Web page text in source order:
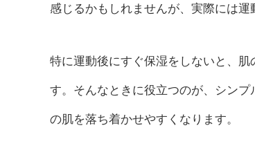
感じるかもしれませんが、実際には運
特に運動後にすぐ保湿をしないと、
す。そんなときに役立つのが、シンプ
の肌を落ち着かせやすくなります。